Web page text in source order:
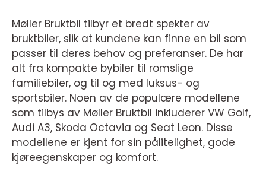
Møller Bruktbil tilbyr et bredt spekter av
bruktbiler, slik at kundene kan finne en bil som
passer til deres behov og preferanser. De har
alt fra kompakte bybiler til romslige
familiebiler, og til og med luksus- og
sportsbiler. Noen av de populære modellene
som tilbys av Møller Bruktbil inkluderer VW Golf,
Audi A3, Skoda Octavia og Seat Leon. Disse
modellene er kjent for sin pålitelighet, gode
kjøreegenskaper og komfort.